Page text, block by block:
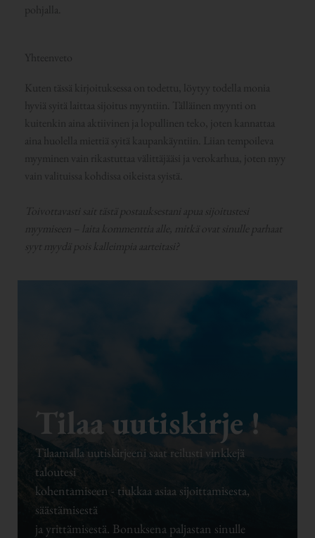
pohjalla.
Yhteenveto
Kuten tässä kirjoituksessa on todettu, löytyy todella monia
hyviä syitä laittaa sijoitus myyntiin. Tälläinen myynti on
kuitenkin aina aktiivinen ja lopullinen teko, joten kannattaa
aina huolella miettiä syitä kaupankäyntiin. Liian tempoileva
myyminen vain rikastuttaa välittäjääsi ja verokarhua, joten myy
vain valituissa kohdissa oikeista syistä.
Toivottavasti sait tästä postauksestani apua sijoitustesi
myymiseen – laita kommenttia alle, mitkä ovat sinulle parhaat
syyt myydä pois kalleimpia aarteitasi?
Tilaa uutiskirje !
Tilaamalla uutiskirjeeni saat reilusti vinkkejä
taloutesi
kohentamiseen - tiukkaa asiaa sijoittamisesta,
säästämisestä
ja yrittämisestä. Bonuksena paljastan sinulle